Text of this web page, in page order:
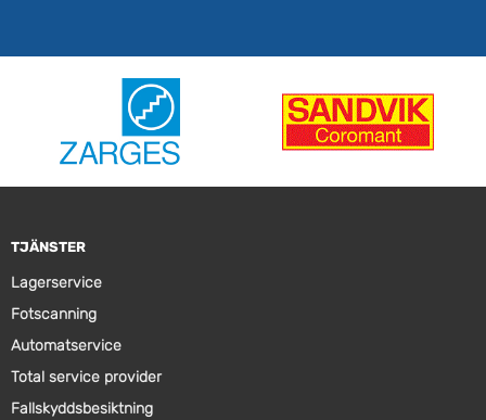
TJÄNSTER
Lagerservice
Fotscanning
Automatservice
Total service provider
Fallskyddsbesiktning